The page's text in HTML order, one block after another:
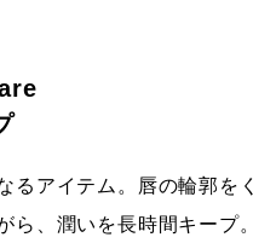
るアイテム。唇の輪郭をく
ら、潤いを長時間キープ。